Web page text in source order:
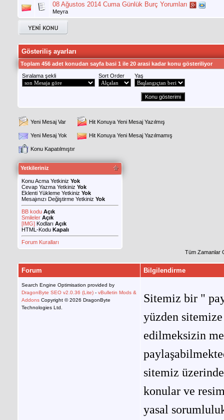
08 Ağustos 2014 Cuma Günlük Burç Yorumları
Meyra
Gösteriliş ayarları
Toplam 456 adet konudan sayfa basi 1 ile 20 arasi kadar konu gösteriliyor
Sıralama şekli
Sort Order Yaş
Yeni Mesaj Var Hit Konuya Yeni Mesaj Yazılmış
Yeni Mesaj Yok Hit Konuya Yeni Mesaj Yazılmamış
Konu Kapatılmıştır
Yetkileriniz
Konu Acma Yetkiniz Yok
Cevap Yazma Yetkiniz Yok
Eklenti Yükleme Yetkiniz Yok
Mesajınızı Değiştirme Yetkiniz Yok
BB kodu Açık
Smileler Açık
[IMG] Kodları Açık
HTML-Kodu Kapalı
Forum Kuralları
Tüm Zamanlar
Forum Bilgilendirme
Search Engine Optimisation provided by
DragonByte SEO v2.0.36 (Lite) - vBulletin Mods &
Addons Copyright © 2026 DragonByte
Technologies Ltd.
Sitemiz bir "
yüzden
edilmeksizin
sitemiz
konular ve
yasal